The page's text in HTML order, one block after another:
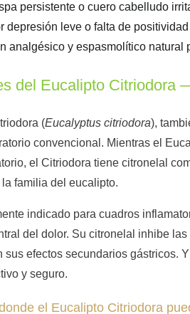
persistente o cuero cabelludo
depresión leve o falta de
analgésico y espasmolítico natural
del Eucalipto Citriodora
(Eucalyptus citriodora),
convencional. Mientras el
el Citriodora tiene citronelal
familia del eucalipto.
indicado para cuadros
del dolor. Su citronelal inhibe
sus efectos secundarios gástricos.
y seguro.
el Eucalipto Citriodora